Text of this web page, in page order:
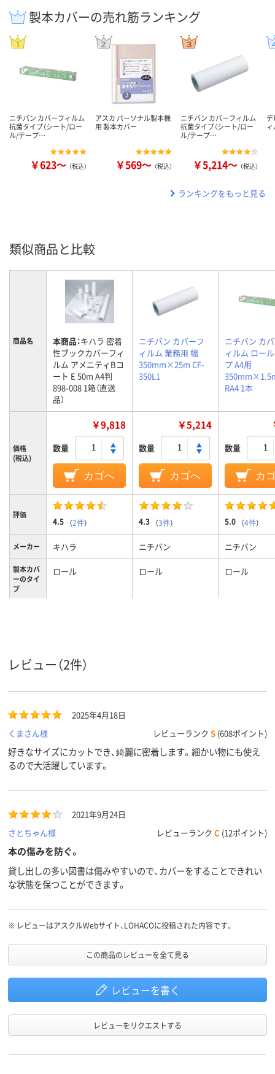
製本カバーの売れ筋ランキング
ニチバン カバーフィルム
抗菌タイプ（シート/ロー
ル/テープ…
￥623～ （税込）
アスカ パーソナル製本機
用 製本カバー
￥569～ （税込）
ニチバン カバーフィルム
抗菌タイプ（シート/ロー
ル/テープ…
￥5,214～ （税込）
ランキングをもっと見る
類似商品と比較
商品名 本商品：キハラ 密着
性ブックカバーフィ
ルム アメニティBコ
ート E 50m A4判
898-008 1箱（直送
品）
ニチバン カバーフ
ィルム 業務用 幅
350mm×25m CF-
350L1
ニチバン カ
ィルム ロー
プ A4用
RA4 1本
価格
(税込)
￥9,818
数量
カゴへ
￥5,214
数量
カゴへ
数量
カ
評価
4.5 （2件） 4.3 （3件） 5.0 （4件）
メーカー キハラ ニチバン ニチバン
製本カバ
ーのタイ
プ
ロール ロール ロール
レビュー（2件）
2025年4月18日
くまさん様
レビューランク S (608ポイント)
好きなサイズにカットでき、綺麗に密着します。細かい物にも使え
るので大活躍しています。
2021年9月24日
さとちゃん様
レビューランク C (12ポイント)
本の傷みを防ぐ。
貸し出しの多い図書は傷みやすいので、カバーをすることできれい
な状態を保つことができます。
※ レビューはアスクルWebサイト、LOHACOに投稿された内容です。
この商品のレビューを全て見る
レビューを書く
レビューをリクエストする